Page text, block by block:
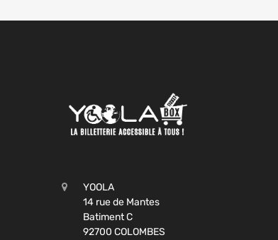
YOOLA
14 rue de Mantes
Batiment C
92700 COLOMBES